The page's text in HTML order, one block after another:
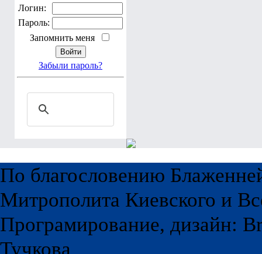
Логин:
Пароль:
Запомнить меня
Забыли пароль?
По благословению
Митрополита Киевского и
Програмирование, дизайн:
Тучкова